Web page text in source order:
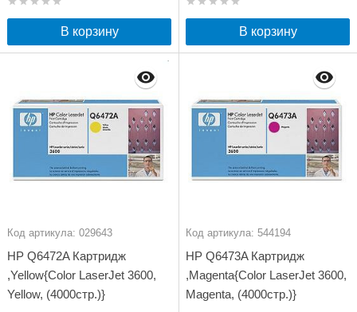
В корзину В корзину
Код артикула: 029643
HP Q6472A Картридж
,Yellow{Color LaserJet 3600,
Yellow, (4000стр.)}
Код артикула: 544194
HP Q6473A Картридж
,Magenta{Color LaserJet 3600,
Magenta, (4000стр.)}